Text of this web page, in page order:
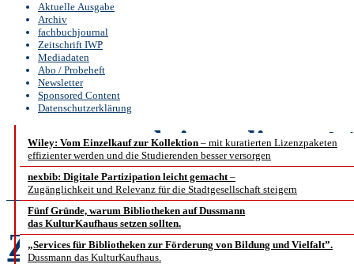
Aktuelle Ausgabe
Archiv
fachbuchjournal
Zeitschrift IWP
Mediadaten
Abo / Probeheft
Newsletter
Sponsored Content
Datenschutzerklärung
Wiley: Vom Einzelkauf zur Kollektion – mit kuratierten Lizenzpaketen
effizienter werden und die Studierenden besser versorgen
nexbib: Digitale Partizipation leicht gemacht–
Zugänglichkeit und Relevanz für die Stadtgesellschaft steigern
Fünf Gründe, warum Bibliotheken auf Dussmann
das KulturKaufhaus setzen sollten.
„Services für Bibliotheken zur Förderung von Bildung und Vielfalt”.
Dussmann das KulturKaufhaus.
b.i.t.online4 /
Zukunft braucht